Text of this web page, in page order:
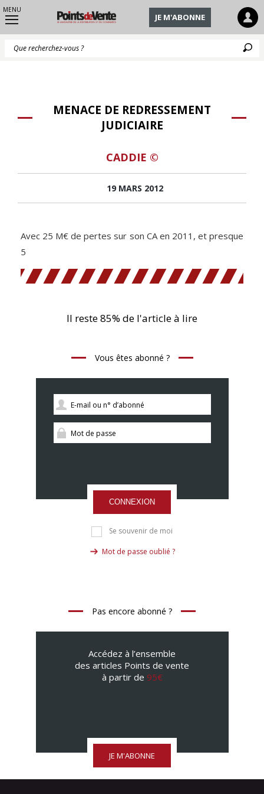
MENU
JE M'ABONNE
MENACE DE REDRESSEMENT
JUDICIAIRE
CADDIE ©
19 MARS 2012
Avec 25 M€ de pertes sur son CA en 2011, et presque
5
Il reste 85% de l'article à lire
Vous êtes abonné ?
CONNEXION
Se souvenir de moi
Mot de passe oublié ?
Pas encore abonné ?
Accédez à l’ensemble
des articles Points de vente
à partir de 95€
JE M'ABONNE